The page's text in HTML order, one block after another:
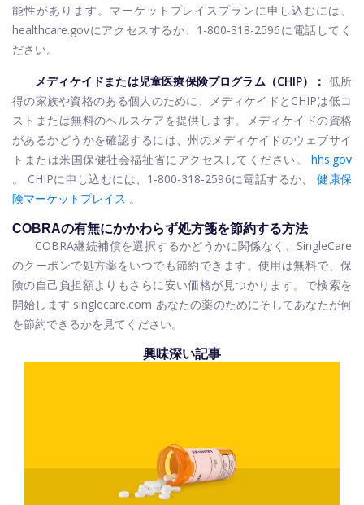
能性があります。マーケットプレイスプランに申し込むには、
healthcare.govにアクセスするか、1-800-318-2596に電話してく
ださい。
メディケイドまたは児童医療保険プログラム（CHIP）： 低所
得の家族や資格のある個人のために、メディケイドとCHIPは低コ
ストまたは無料のヘルスケアを提供します。メディケイドの資格
があるかどうかを確認するには、州のメディケイドのウェブサイ
トまたは米国保健社会福祉省にアクセスしてください。
hhs.gov
。 CHIPに申し込むには、1-800-318-2596に電話するか、
健康保
険マーケットプレイス 。
COBRAの有無にかかわらず処方箋を節約する方法
COBRA継続補償を選択するかどうかに関係なく、SingleCare
のクーポンで処方薬をいつでも節約できます。使用は無料で、保
険の自己負担額よりもさらに安い価格が見つかります。で検索を
開始します singlecare.com あなたの薬のためにそしてあなたが何
を節約できるかを見てください。
興味深い記事